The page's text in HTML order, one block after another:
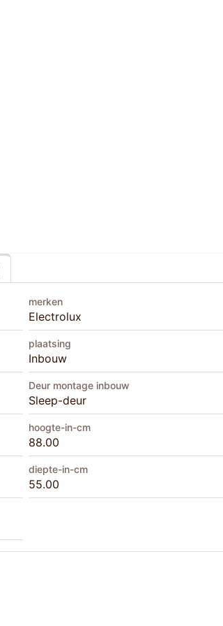
merken
Electrolux
plaatsing
Inbouw
Deur montage inbouw
Sleep-deur
hoogte-in-cm
88.00
diepte-in-cm
55.00